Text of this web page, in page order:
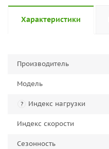
Характеристики
Производитель
Модель
? Индекс нагрузки
Индекс скорости
Сезонность